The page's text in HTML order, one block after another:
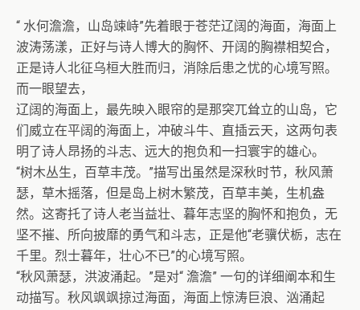
“ 水何澹澹，山岛竦峙”先着眼于苍茫辽阔的海面，海面上
波涛荡漾，正好与诗人博大的胸怀、开阔的胸襟相契合，
正是诗人北征乌桓大胜而归，消除后患之忧的心境写照。
而一眼望去，
辽阔的海面上，最先映入眼帘的是那突兀耸立的山岛，它
们威立在平阔的海面上，冲破斗牛、直插云天，这两句表
明了诗人昂扬的斗志、远大的抱负和一扫寰宇的雄心。
“树木丛生，百草丰茂。”描写出虽然是深秋时节，秋风萧
瑟，草木摇落，但是岛上树木繁茂，百草丰美，生机盎
然。这寄托了诗人老当益壮、暮年志坚的胸怀和抱负，无
坚不摧、所向披靡的勇气和斗志，正是他“老骥伏栃，志在
千里。烈士暮年，壮心不已”的心境写照。
“秋风萧瑟，洪波涌起。”是对“ 澹澹” 一句的详细阐本和生
动描写。秋风飒飒掠过海面，海面上惊涛巨浪、汹涌起